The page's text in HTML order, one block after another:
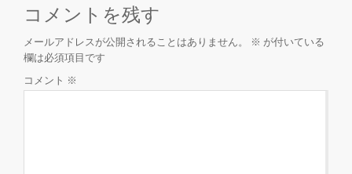
コメントを残す
メールアドレスが公開されることはありません。 ※ が付いている
欄は必須項目です
コメント ※